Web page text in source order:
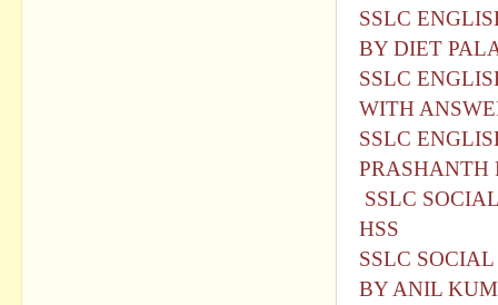
SSLC
BY DIET
SSLC
WITH
SSLC
PRASHANTH
SSLC
HSS
SSLC
BY ANIL